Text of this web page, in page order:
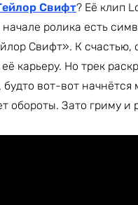
Свифт? Её клип
начале ролика есть
Свифт». К счастью,
карьеру. Но трек
будто вот-вот
обороты. Зато гриму